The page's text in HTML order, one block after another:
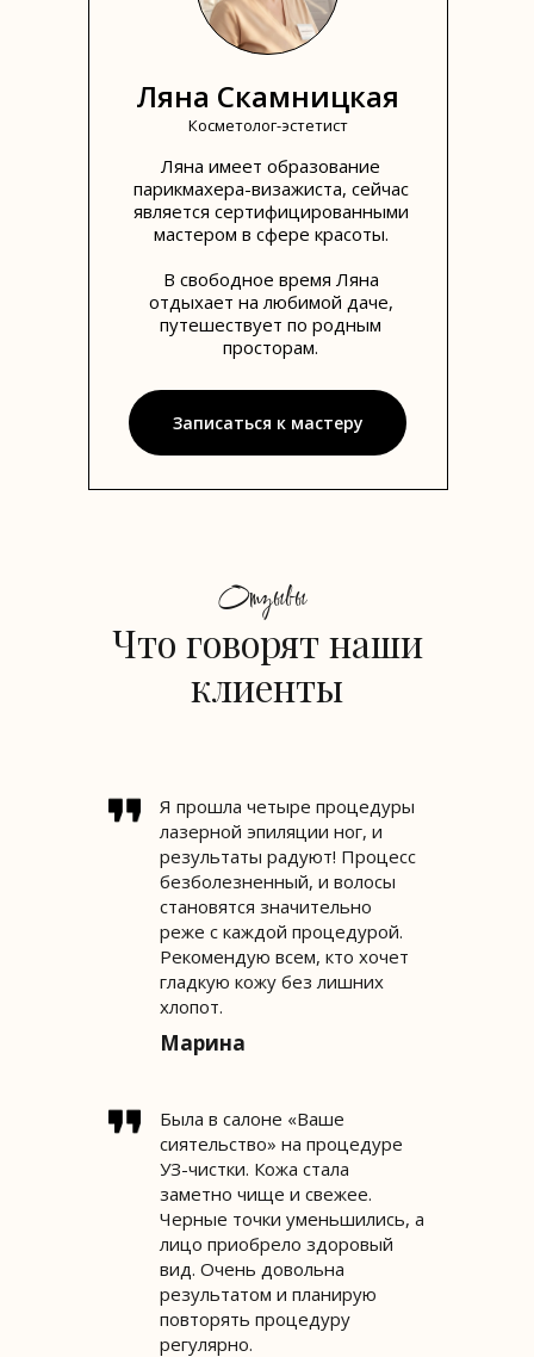
Косметолог-эстетист
Ляна Скамницкая
Записаться к мастеру
Ляна имеет образование
парикмахера-визажиста, сейчас
является сертифицированными
мастером в сфере красоты.
В свободное время Ляна
отдыхает на любимой даче,
путешествует по родным
просторам.
Что говорят наши
клиенты
Отзывы
Была в салоне «Ваше
сиятельство» на процедуре
УЗ-чистки. Кожа стала
заметно чище и свежее.
Черные точки уменьшились, а
лицо приобрело здоровый
вид. Очень довольна
результатом и планирую
повторять процедуру
регулярно.
Марина
Я прошла четыре процедуры
лазерной эпиляции ног, и
результаты радуют! Процесс
безболезненный, и волосы
становятся значительно
реже с каждой процедурой.
Рекомендую всем, кто хочет
гладкую кожу без лишних
хлопот.